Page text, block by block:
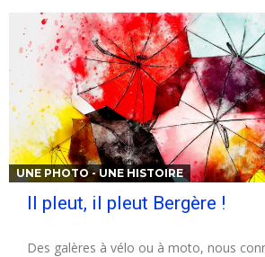
UNE PHOTO - UNE HISTOIRE
Il pleut, il pleut Bergère !
Des galères à vélo ou à moto, nous